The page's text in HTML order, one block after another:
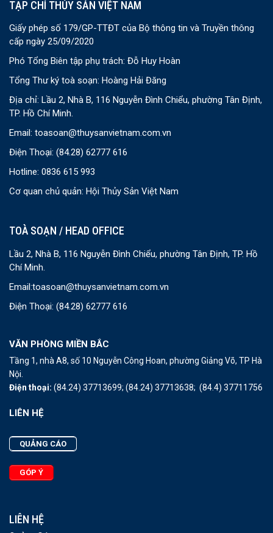
TẠP CHÍ THỦY SẢN VIỆT NAM
Giấy phép số 179/GP-TTĐT của Bộ thông tin và Truyền thông
cấp ngày 25/09/2020
Phó Tổng Biên tập phụ trách: Đỗ Huy Hoàn
Tổng Thư ký toà soạn: Hoàng Hải Đăng
Địa chỉ: Lầu 2, Nhà B, 116 Nguyễn Đình Chiểu, phường Tân Định,
TP. Hồ Chí Minh.
Email: toasoan@thuysanvietnam.com.vn
Điện Thoại: (84.28) 62777 616
Hotline: 0836 615 993
Cơ quan chủ quản: Hội Thủy Sản Việt Nam
TOÀ SOẠN / HEAD OFFICE
Lầu 2, Nhà B, 116 Nguyễn Đình Chiểu, phường Tân Định, TP. Hồ
Chí Minh.
Email:toasoan@thuysanvietnam.com.vn
Điện Thoại: (84.28) 62777 616
VĂN PHÒNG MIỀN BẮC
Tầng 1, nhà A8, số 10 Nguyễn Công Hoan, phường Giảng Võ, TP Hà
Nội.
Điện thoại: (84.24) 37713699; (84.24) 37713638; (84.4) 37711756
LIÊN HỆ
QUẢNG CÁO
GÓP Ý
LIÊN HỆ